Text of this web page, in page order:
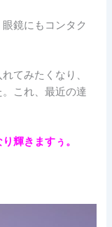
鏡にもコンタク
てみたくなり、
これ、最近の達
輝きますぅ。